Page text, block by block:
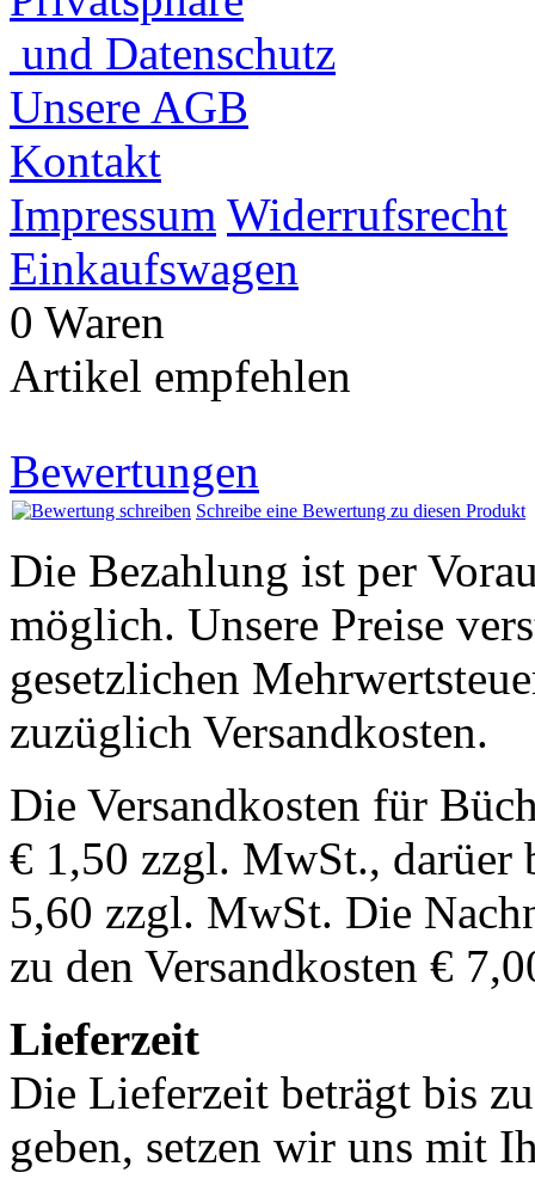
und Datenschutz
Unsere AGB
Kontakt
Impressum Widerrufsrecht
Einkaufswagen
0 Waren
Artikel empfehlen
Bewertungen
Schreibe eine Bewertung zu diesen Produkt
Die Bezahlung ist per
möglich. Unsere Preise
gesetzlichen
zuzüglich Versandkosten.
Die Versandkosten für
€ 1,50 zzgl. MwSt., darüer
5,60 zzgl. MwSt. Die
zu den Versandkosten €
Lieferzeit
Die Lieferzeit beträgt bis
geben, setzen wir uns mit